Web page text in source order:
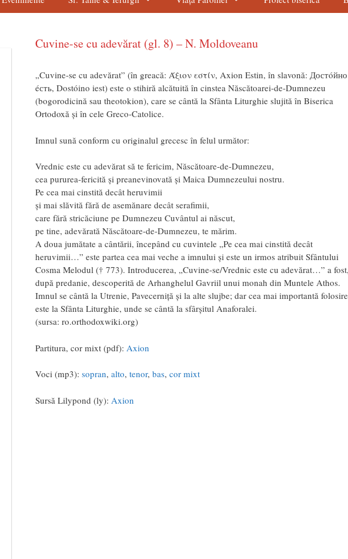
Cuvine-se cu adevărat (gl. 8) – N. Moldoveanu
„Cuvine-se cu adevărat” (în greacă: Άξιον εστίν, Axion Estin, în slavonă: Достóйно
éсть, Dostóino iest) este o stihiră alcătuită în cinstea Născătoarei-de-Dumnezeu
(bogorodicină sau theotokion), care se cântă la Sfânta Liturghie slujită în Biserica
Ortodoxă şi în cele Greco-Catolice.
Imnul sună conform cu originalul grecesc în felul următor:
Vrednic este cu adevărat să te fericim, Născătoare-de-Dumnezeu,
cea pururea-fericită şi preanevinovată şi Maica Dumnezeului nostru.
Pe cea mai cinstită decât heruvimii
şi mai slăvită fără de asemănare decât serafimii,
care fără stricăciune pe Dumnezeu Cuvântul ai născut,
pe tine, adevărată Născătoare-de-Dumnezeu, te mărim.
A doua jumătate a cântării, începând cu cuvintele „Pe cea mai cinstită decât
heruvimii…” este partea cea mai veche a imnului şi este un irmos atribuit Sfântului
Cosma Melodul († 773). Introducerea, „Cuvine-se/Vrednic este cu adevărat…” a fost,
după predanie, descoperită de Arhanghelul Gavriil unui monah din Muntele Athos.
Imnul se cântă la Utrenie, Pavecerniţă şi la alte slujbe; dar cea mai importantă folosire
este la Sfânta Liturghie, unde se cântă la sfârşitul Anaforalei.
(sursa: ro.orthodoxwiki.org)
Partitura, cor mixt (pdf): Axion
Voci (mp3): sopran, alto, tenor, bas, cor mixt
Sursă Lilypond (ly): Axion